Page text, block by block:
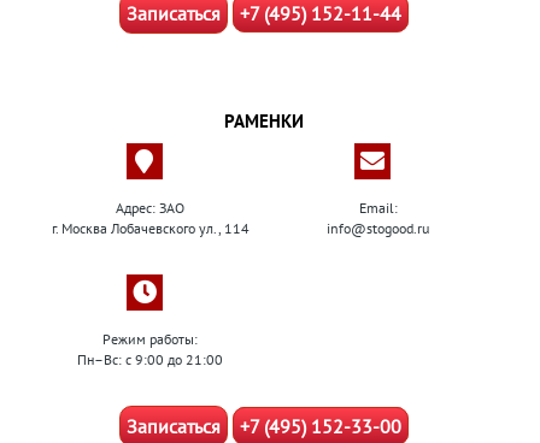
Записаться +7 (495) 152-11-44
РАМЕНКИ
Адрес: ЗАО
г. Москва Лобачевского ул., 114
Email:
info@stogood.ru
Режим работы:
Пн–Вс: с 9:00 до 21:00
Записаться +7 (495) 152-33-00